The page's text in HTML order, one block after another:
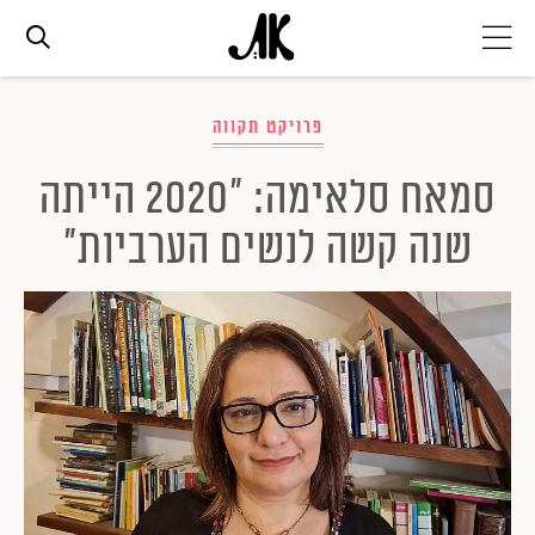
אג׳נדה
אופנה
ביוטי
סלבס
ערוצים נוספים
המגזין
פרויקט תקווה
סמאח סלאימה: "2020 הייתה
שנה קשה לנשים הערביות"